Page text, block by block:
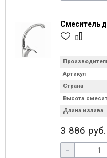
Смеситель
Артикул
Страна
Высота
Длина излива
3 886 руб.
-